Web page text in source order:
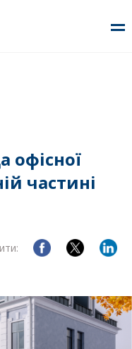
офісної
частині